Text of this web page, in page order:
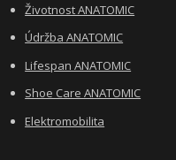
Životnost ANATOMIC
Údržba ANATOMIC
Lifespan ANATOMIC
Shoe Care ANATOMIC
Elektromobilita